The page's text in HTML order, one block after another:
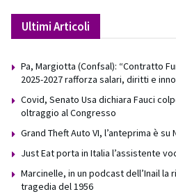
Ultimi Articoli
Pa, Margiotta (Confsal): “Contratto
2025-2027 rafforza salari, diritti e
Covid, Senato Usa dichiara Fauci
oltraggio al Congresso
Grand Theft Auto VI, l’anteprima è su
Just Eat porta in Italia l’assistente
Marcinelle, in un podcast dell’Inail la
tragedia del 1956